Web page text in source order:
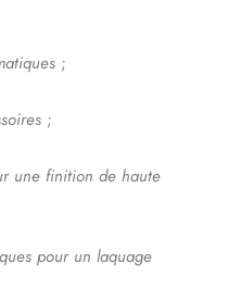
;
;
une finition de haute
pour un laquage